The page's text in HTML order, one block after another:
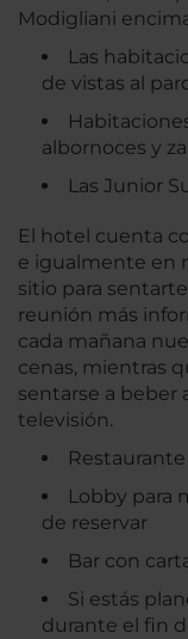
Modigliani
Las
de vistas al
albornoces y
Las Junior
El hotel cuenta
e igualmente en
sitio para
reunión más
cada mañana
cenas, mientras
sentarse a beber
televisión.
Lobby para
de reservar
Bar con
Si estás
durante el fin